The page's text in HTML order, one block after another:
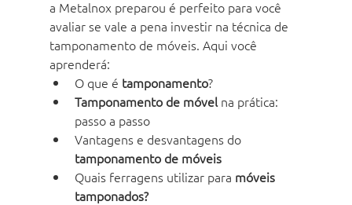
a Metalnox preparou é perfeito para você
avaliar se vale a pena investir na técnica de
tamponamento de móveis. Aqui você
aprenderá:
O que é tamponamento?
Tamponamento de móvel na prática:
passo a passo
Vantagens e desvantagens do
tamponamento de móveis
Quais ferragens utilizar para móveis
tamponados?